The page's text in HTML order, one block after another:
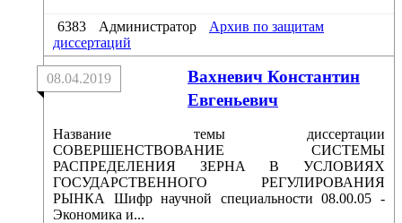
6383 Администратор
Архив по защитам
диссертаций
Вахневич Константин
Евгеньевич
08.04.2019
Название темы диссертации
СОВЕРШЕНСТВОВАНИЕ СИСТЕМЫ
РАСПРЕДЕЛЕНИЯ ЗЕРНА В УСЛОВИЯХ
ГОСУДАРСТВЕННОГО РЕГУЛИРОВАНИЯ
РЫНКА Шифр научной специальности 08.00.05 -
Экономика и...